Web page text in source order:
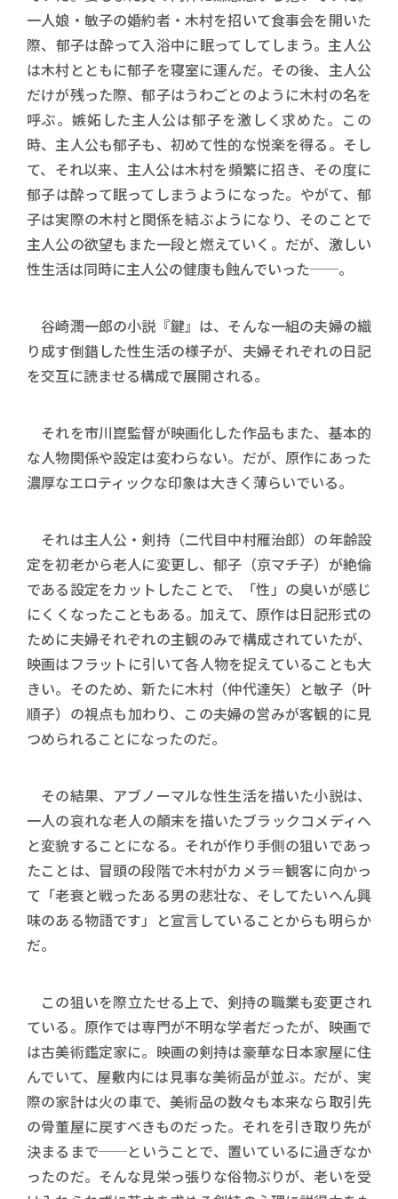
一人娘・敏子の婚約者・木村を招いて食事会を開いた
際、郁子は酔って入浴中に眠ってしてしまう。主人公
は木村とともに郁子を寝室に運んだ。その後、主人公
だけが残った際、郁子はうわごとのように木村の名を
呼ぶ。嫉妬した主人公は郁子を激しく求めた。この
時、主人公も郁子も、初めて性的な悦楽を得る。そし
て、それ以来、主人公は木村を頻繁に招き、その度に
郁子は酔って眠ってしまうようになった。やがて、郁
子は実際の木村と関係を結ぶようになり、そのことで
主人公の欲望もまた一段と燃えていく。だが、激しい
性生活は同時に主人公の健康も蝕んでいった──。
谷崎潤一郎の小説『鍵』は、そんな一組の夫婦の織
り成す倒錯した性生活の様子が、夫婦それぞれの日記
を交互に読ませる構成で展開される。
それを市川崑監督が映画化した作品もまた、基本的
な人物関係や設定は変わらない。だが、原作にあった
濃厚なエロティックな印象は大きく薄らいでいる。
それは主人公・剣持（二代目中村雁治郎）の年齢設
定を初老から老人に変更し、郁子（京マチ子）が絶倫
である設定をカットしたことで、「性」の臭いが感じ
にくくなったこともある。加えて、原作は日記形式の
ために夫婦それぞれの主観のみで構成されていたが、
映画はフラットに引いて各人物を捉えていることも大
きい。そのため、新たに木村（仲代達矢）と敏子（叶
順子）の視点も加わり、この夫婦の営みが客観的に見
つめられることになったのだ。
その結果、アブノーマルな性生活を描いた小説は、
一人の哀れな老人の顛末を描いたブラックコメディへ
と変貌することになる。それが作り手側の狙いであっ
たことは、冒頭の段階で木村がカメラ＝観客に向かっ
て「老衰と戦ったある男の悲壮な、そしてたいへん興
味のある物語です」と宣言していることからも明らか
だ。
この狙いを際立たせる上で、剣持の職業も変更され
ている。原作では専門が不明な学者だったが、映画で
は古美術鑑定家に。映画の剣持は豪華な日本家屋に住
んでいて、屋敷内には見事な美術品が並ぶ。だが、実
際の家計は火の車で、美術品の数々も本来なら取引先
の骨董屋に戻すべきものだった。それを引き取り先が
決まるまで──ということで、置いているに過ぎなか
ったのだ。そんな見栄っ張りな俗物ぶりが、老いを受